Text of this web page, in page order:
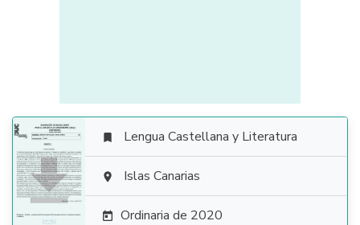

 Lengua Castellana y Literatura
 Islas Canarias
 Ordinaria de 2020